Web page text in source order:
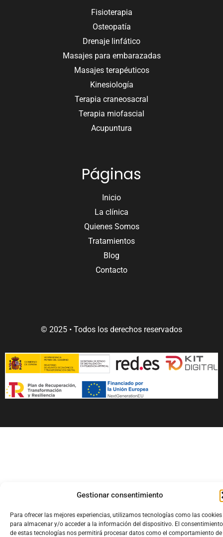
Gestionar consentimiento
Para ofrecer las mejores experiencias, utilizamos tecnologías como las cookies
para almacenar y/o acceder a la información del dispositivo. El consentimiento
de estas tecnologías nos permitirá procesar datos como el comportamiento de
Fisioterapia
Osteopatía
Drenaje linfático
Masajes para embarazadas
Masajes terapéuticos
Kinesiología
Terapia craneosacral
Terapia miofascial
Acupuntura
Páginas
Inicio
La clínica
Quienes Somos
Tratamientos
Blog
Contacto
© 2025 • Todos los derechos reservados